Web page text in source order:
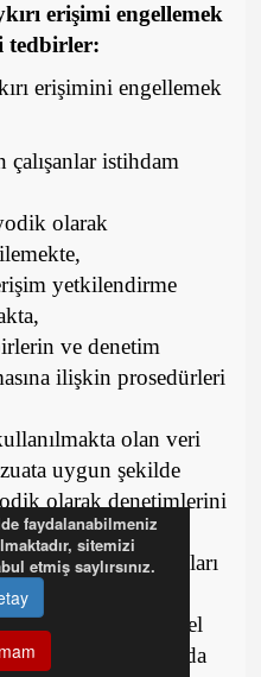
erişimi engellemek
tedbirler:
erişimini engellemek
çalışanlar istihdam
olarak
yetkilendirme
ve denetim
ilişkin prosedürleri
olan veri
uygun şekilde
olarak denetimlerini
acil yardım planları
ilişkin
kişisel
hususlarında
faydalanabilmeniz
sitemizi
etmiş saylırsınız.